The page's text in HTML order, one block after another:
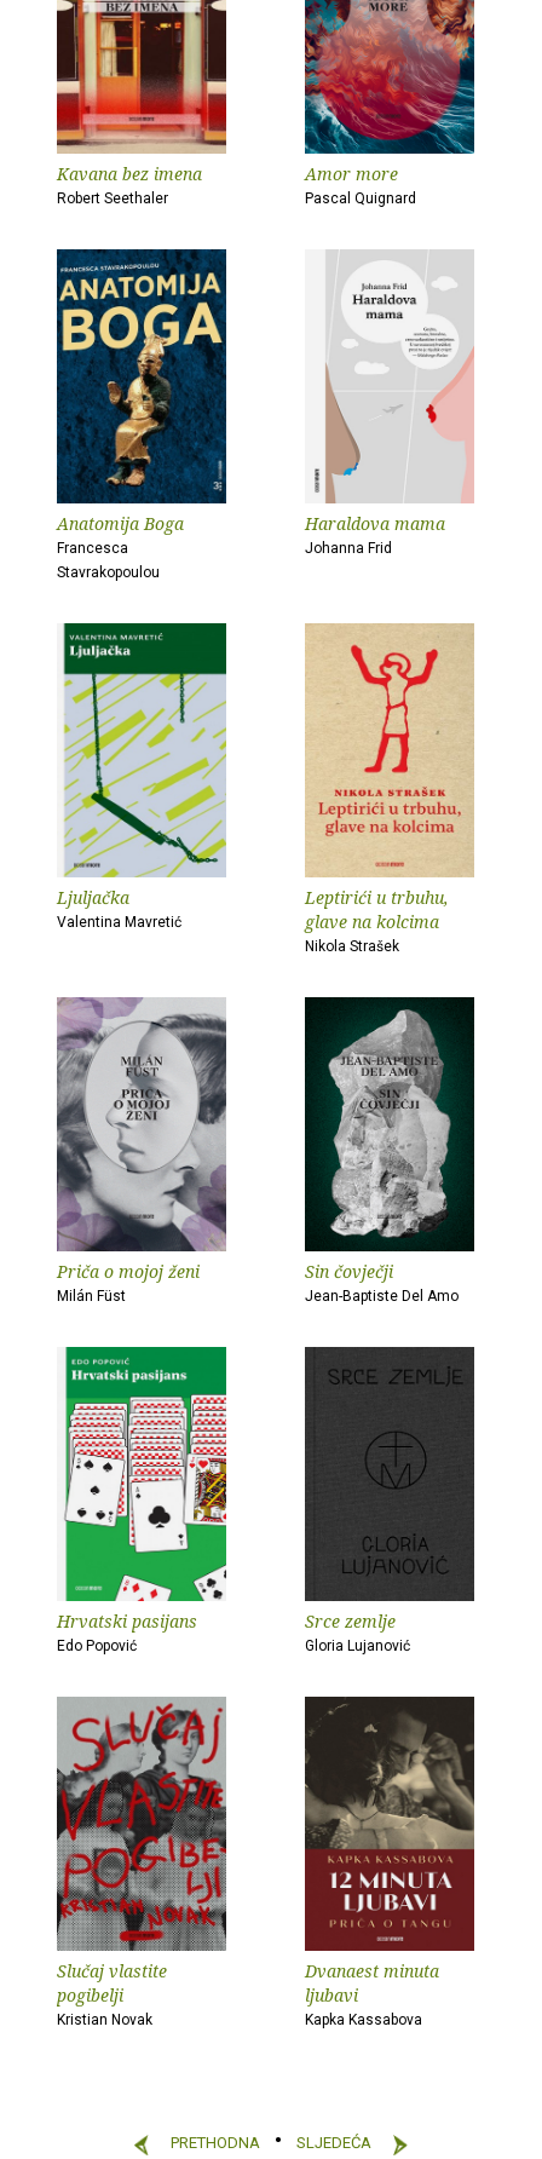
Kavana bez imena
Robert Seethaler
Amor more
Pascal Quignard
Anatomija Boga
Francesca
Stavrakopoulou
Haraldova mama
Johanna Frid
Ljuljačka
Valentina Mavretić
Leptirići u trbuhu,
glave na kolcima
Nikola Strašek
Priča o mojoj ženi
Milán Füst
Sin čovječji
Jean-Baptiste Del Amo
Hrvatski pasijans
Edo Popović
Srce zemlje
Gloria Lujanović
Slučaj vlastite
pogibelji
Kristian Novak
Dvanaest minuta
ljubavi
Kapka Kassabova
PRETHODNA SLJEDEĆA